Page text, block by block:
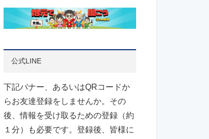
公式LINE
下記バナー、あるいはQRコードか
らお友達登録をしませんか。その
後、情報を受け取るための登録（約
１分）も必要です。登録後、皆様に